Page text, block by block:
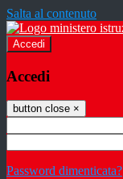
Salta al contenuto
Accedi
Accedi
button close ×
Password dimenticata?